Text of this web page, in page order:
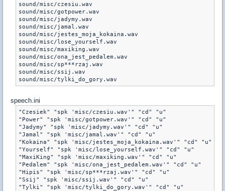
sound/misc/czesiu.wav
sound/misc/gotpower.wav
sound/misc/jadymy.wav
sound/misc/jamal.wav
sound/misc/jestes_moja_kokaina.wav
sound/misc/lose_yourself.wav
sound/misc/maxiking.wav
sound/misc/ona_jest_pedalem.wav
sound/misc/sp***rzaj.wav
sound/misc/ssij.wav
sound/misc/tylki_do_gory.wav
speech.ini
"Czesiek" "spk 'misc/czesiu.wav'" "cd" "u"
"Power" "spk 'misc/gotpower.wav'" "cd" "u"
"Jadymy" "spk 'misc/jadymy.wav'" "cd" "u"
"Jamal" "spk 'misc/jamal.wav'" "cd" "u"
"Kokaina" "spk 'misc/jestes_moja_kokaina.wav'" "cd" "u"
"Yourself" "spk 'misc/lose_yourself.wav'" "cd" "u"
"MaxiKing" "spk 'misc/maxiking.wav'" "cd" "u"
"Pedalem" "spk 'misc/ona_jest_pedalem.wav'" "cd" "u"
"Hipis" "spk 'misc/sp***rzaj.wav'" "cd" "u"
"Ssij" "spk 'misc/ssij.wav'" "cd" "u"
"Tylki" "spk 'misc/tylki_do_gory.wav'" "cd" "u"